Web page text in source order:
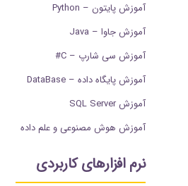
آموزش پایتون – Python
آموزش جاوا – Java
آموزش سی شارپ – C#
آموزش پایگاه داده – DataBase
آموزش SQL Server
آموزش هوش مصنوعی و علم داده
نرم افزارهای کاربردی